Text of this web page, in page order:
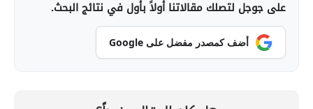
على جوجل لتصلك مقالاتنا أولاً بأول في نتائج البحث.
أضف كمصدر مفضل على Google